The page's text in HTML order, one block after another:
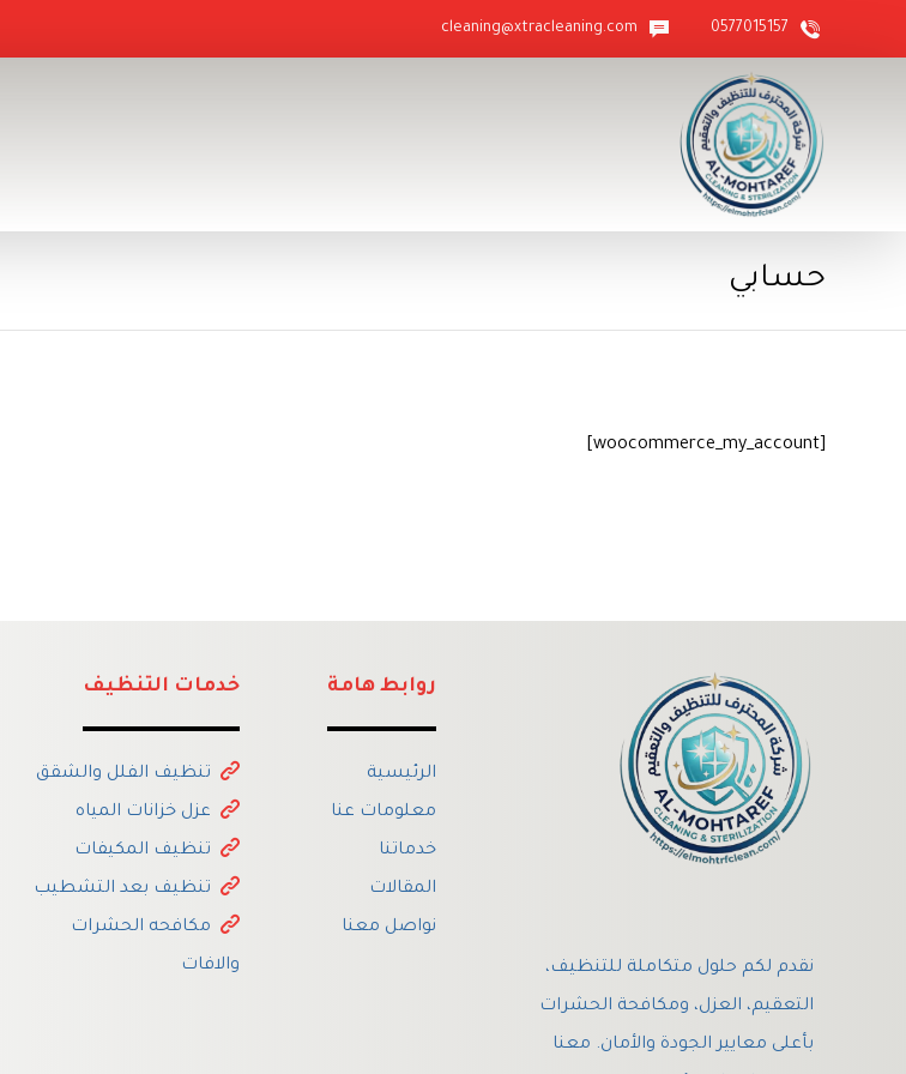
0577015157
cleaning@xtracleaning.com
حسابي
[woocommerce_my_account]
نقدم لكم حلول متكاملة للتنظيف،
التعقيم، العزل، ومكافحة الحشرات
بأعلى معايير الجودة والأمان. معنا
روابط هامة
الرئيسية
معلومات عنا
خدماتنا
المقالات
نواصل معنا
خدمات التنظيف
تنظيف الفلل والشقق
عزل خزانات المياه
تنظيف المكيفات
تنظيف بعد التشطيب
مكافحه الحشرات
والافات